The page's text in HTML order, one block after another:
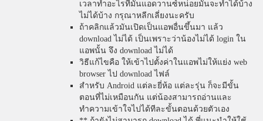
เวลาทำอะไรที่มันแอดวานซ์หน่อยมันจะทำได้บ้าง
ไม่ได้บ้าง กรุณาหลีกเลี่ยงนะครับ
ถ้าคลิกแล้วมันเปิดเป็นแอพอื่นขึ้นมา แล้ว
download ไม่ได้ เป็นเพราะว่าน้องไม่ได้ login ใน
แอพนั้น จึง download ไม่ได้
วิธีแก้ไขคือ ให้เข้าไปตั้งค่าในแอพไม่ให้แย่ง web
browser ไป download ไฟล์
สำหรับ Android แต่ละยี่ห้อ แต่ละรุ่น ก็จะมีขั้น
ตอนที่ไม่เหมือนกัน แต่น้องสามารถอ่านและ
ทำความเข้าใจไปได้ทีละขั้นตอนด้วยตัวเอง